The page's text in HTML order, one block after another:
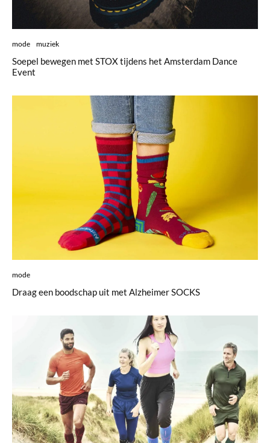
mode muziek
Soepel bewegen met STOX tijdens het Amsterdam Dance
Event
mode
Draag een boodschap uit met Alzheimer SOCKS